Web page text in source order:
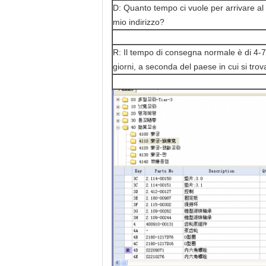
D: Quanto tempo ci vuole per arrivare al
mio indirizzo?
R: Il tempo di consegna normale è di 4-7
giorni, a seconda del paese in cui si